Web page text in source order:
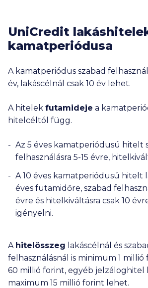
kalkulátorainkban: Bank of China, BNP
Bank, Duna Takarék Bank, ING, KDB
Oberbank, Polgári Bank.
Nem találtad meg, amit kerestél? Nézd
UniCredit
kamatperiódusa
A kamatperiódus szabad
év, lakáscélnál csak 10 év lehet.
A hitelek futamideje a
hitelcéltól függ.
Az 5 éves kamatperiódusú hitelt
felhasználásra 5-15 évre,
A 10 éves kamatperiódusú hitelt
éves futamidőre, szabad
évre és hitelkiváltásra csak 10
igényelni.
A hitelösszeg lakáscélnál és
felhasználásnál is minimum 1 millió
60 millió forint, egyéb jelzáloghitel
maximum 15 millió forint lehet.